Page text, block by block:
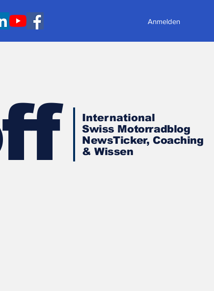
Anmelden
International
Swiss Motorradblog
NewsTicker, Coaching
& Wissen